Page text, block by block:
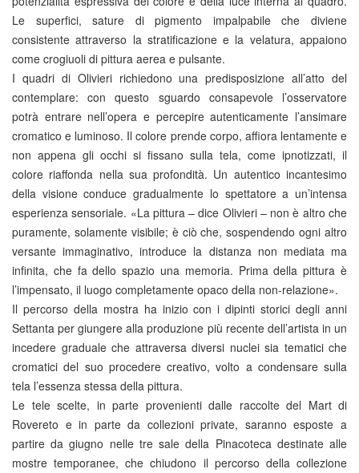
Le superfici, sature di pigmento impalpabile che diviene
consistente attraverso la stratificazione e la velatura, appaiono
come crogiuoli di pittura aerea e pulsante.
I quadri di Olivieri richiedono una predisposizione all’atto del
contemplare: con questo sguardo consapevole l’osservatore
potrà entrare nell’opera e percepire autenticamente l’ansimare
cromatico e luminoso. Il colore prende corpo, affiora lentamente e
non appena gli occhi si fissano sulla tela, come ipnotizzati, il
colore riaffonda nella sua profondità. Un autentico incantesimo
della visione conduce gradualmente lo spettatore a un’intensa
esperienza sensoriale. «La pittura – dice Olivieri – non è altro che
puramente, solamente visibile; è ciò che, sospendendo ogni altro
versante immaginativo, introduce la distanza non mediata ma
infinita, che fa dello spazio una memoria. Prima della pittura è
l’impensato, il luogo completamente opaco della non-relazione».
Il percorso della mostra ha inizio con i dipinti storici degli anni
Settanta per giungere alla produzione più recente dell’artista in un
incedere graduale che attraversa diversi nuclei sia tematici che
cromatici del suo procedere creativo, volto a condensare sulla
tela l’essenza stessa della pittura.
Le tele scelte, in parte provenienti dalle raccolte del Mart di
Rovereto e in parte da collezioni private, saranno esposte a
partire da giugno nelle tre sale della Pinacoteca destinate alle
mostre temporanee, che chiudono il percorso della collezione